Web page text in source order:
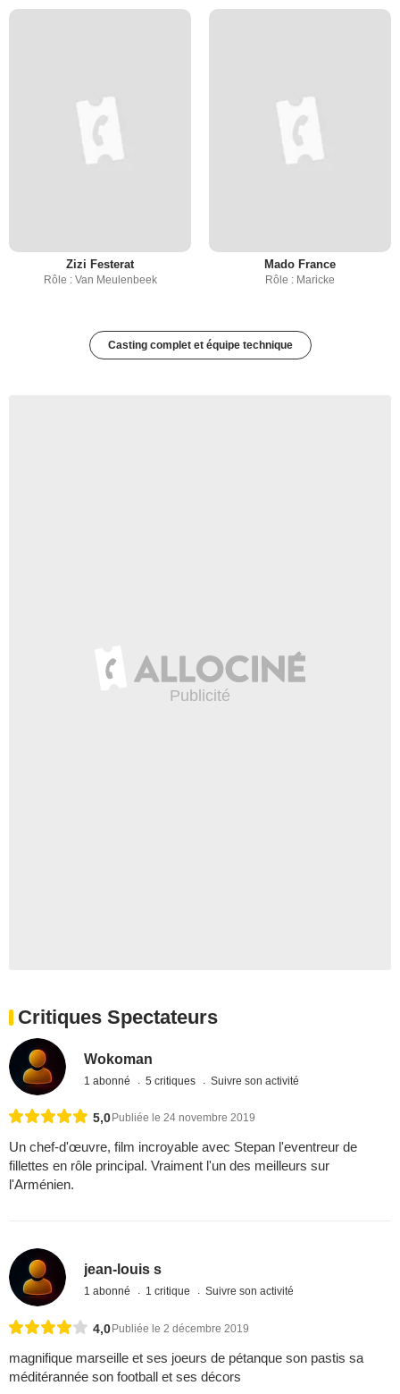
Zizi Festerat
Rôle : Van Meulenbeek
Mado France
Rôle : Maricke
Casting complet et équipe technique
Critiques Spectateurs
Wokoman
1 abonné 5 critiques Suivre son activité
5,0 Publiée le 24 novembre 2019
Un chef-d'œuvre, film incroyable avec Stepan l'eventreur de
fillettes en rôle principal. Vraiment l'un des meilleurs sur
l'Arménien.
jean-louis s
1 abonné 1 critique Suivre son activité
4,0Publiée le 2 décembre 2019
magnifique marseille et ses joeurs de pétanque son pastis sa
méditérannée son football et ses décors